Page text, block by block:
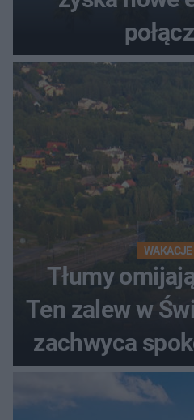
Tłumy
Ten zalew w
zachwyca